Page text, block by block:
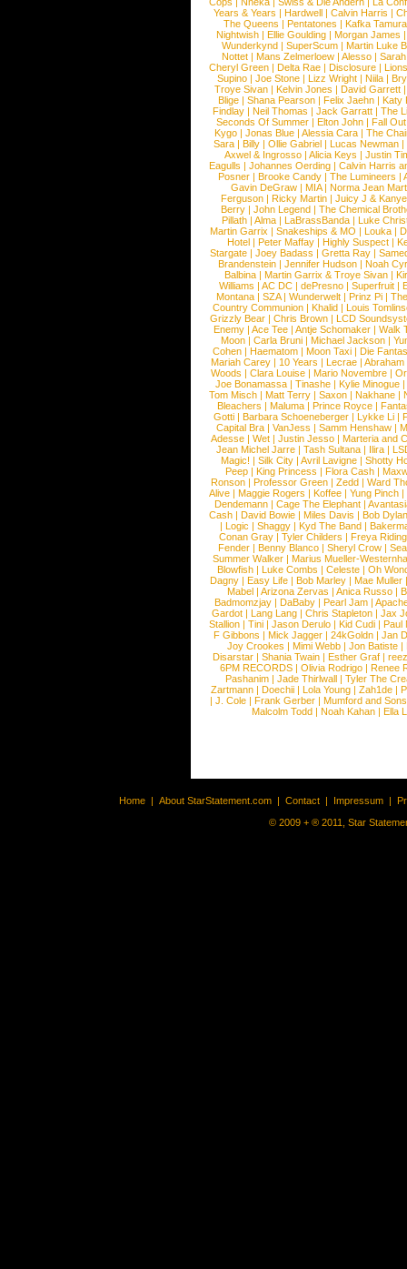
Years & Years |Hardwell |Calvin Harris |
The Queens | Pentatones | Kafka Tamura
Nightwish |Ellie Goulding |Morgan James
Wunderkynd | SuperScum | Martin Luke
Nottet |Mans Zelmerloew |Alesso |
Cheryl Green |Delta Rae |Disclosure |
Supino |Joe Stone |Lizz Wright |Niila |
Troye Sivan | Kelvin Jones | David Garrett
Blige | Shana Pearson | Felix Jaehn | Katy
Findlay |Neil Thomas |Jack Garratt |The
Seconds Of Summer |Elton John |Fall
Kygo |Jonas Blue |Alessia Cara |The
Sara |Billy |Ollie Gabriel |Lucas Newman |
Axwel & Ingrosso | Alicia Keys | Justin
Eagulls |Johannes Oerding |Calvin Harris
Posner |Brooke Candy |The Lumineers |
Gavin DeGraw | MIA| Norma Jean
Ferguson | Ricky Martin | Juicy J &
Berry | John Legend | The Chemical
Pillath |Alma |LaBrassBanda |Luke
Martin Garrix | Snakeships & MO | Louka |
Hotel | Peter Maffay | Highly Suspect |
Stargate |Joey Badass |Gretta Ray |
Brandenstein |Jennifer Hudson |Noah
Balbina | Martin Garrix & Troye Sivan |
Williams |AC DC |dePresno |Superfruit |
Montana |SZA|Wunderwelt |Prinz Pi |
Country Communion | Khalid | Louis
Grizzly Bear | Chris Brown | LCD
Enemy | Ace Tee | Antje Schomaker | Walk
Moon |Carla Bruni |Michael Jackson |
Cohen |Haematom |Moon Taxi |Die
Mariah Carey | 10 Years | Lecrae | Abraham
Woods |Clara Louise |Mario Novembre |
Joe Bonamassa | Tinashe | Kylie Minogue |
Tom Misch |Matt Terry |Saxon |Nakhane |
Bleachers | Maluma | Prince Royce |
Gotti |Barbara Schoeneberger |Lykke Li |
Capital Bra |VanJess |Samm Henshaw |
Adesse |Wet |Justin Jesso |Marteria and
Jean Michel Jarre |Tash Sultana | Ilira |
Magic! | Silk City | Avril Lavigne | Shotty
Peep |King Princess |Flora Cash |
Ronson |Professor Green |Zedd |Ward
Alive |Maggie Rogers |Koffee |Yung Pinch |
Dendemann |Cage The Elephant |
Cash | David Bowie | Miles Davis | Bob Dylan
|Logic |Shaggy |Kyd The Band |
Conan Gray |Tyler Childers |Freya
Fender |Benny Blanco |Sheryl Crow |
Summer Walker |Marius Mueller-
Blowfish | Luke Combs | Celeste | Oh
Dagny |Easy Life |Bob Marley |Mae Muller
Mabel |Arizona Zervas |Anica Russo |
Badmomzjay |DaBaby |Pearl Jam |
Gardot | Lang Lang | Chris Stapleton | Jax
Stallion |Tini |Jason Derulo |Kid Cudi |Paul
F Gibbons | Mick Jagger | 24kGoldn | Jan
Joy Crookes | Mimi Webb | Jon Batiste |
Disarstar | Shania Twain | Esther Graf |
6PM RECORDS | Olivia Rodrigo | Renee
Pashanim |Jade Thirlwall |Tyler The
Zartmann | Doechii | Lola Young | Zah1de |
| J. Cole | Frank Gerber | Mumford and Sons
Malcolm Todd | Noah Kahan | Ella
Home | About StarStatement.com | Contact | Impressum |
© 2009 + ® 2011, Star